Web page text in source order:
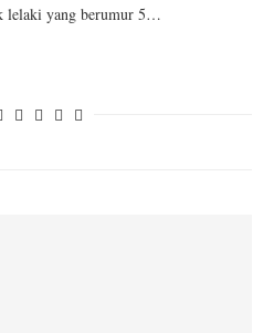
lelaki yang berumur 5…